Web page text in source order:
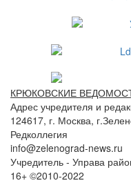
КРЮКОВСКИЕ
Адрес учредителя и
124617, г. Москва,
Редколлегия
info@zelenograd-news.ru
Учредитель - Управа
16+ ©2010-2022